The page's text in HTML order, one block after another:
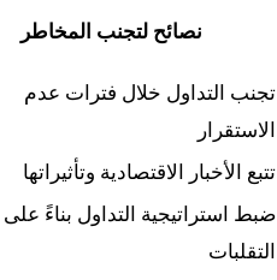
نصائح لتجنب المخاطر
تجنب التداول خلال فترات عدم
الاستقرار
تتبع الأخبار الاقتصادية وتأثيراتها
ضبط استراتيجية التداول بناءً على
التقلبات